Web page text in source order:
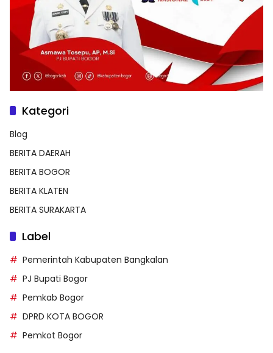
Kategori
Blog
BERITA DAERAH
BERITA BOGOR
BERITA KLATEN
BERITA SURAKARTA
Label
Pemerintah Kabupaten Bangkalan
PJ Bupati Bogor
Pemkab Bogor
DPRD KOTA BOGOR
Pemkot Bogor